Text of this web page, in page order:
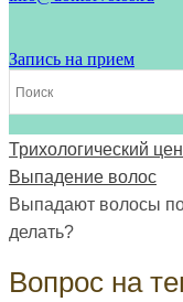
Запись на прием
Трихологический
Выпадение волос
Выпадают волосы
делать?
Вопрос на